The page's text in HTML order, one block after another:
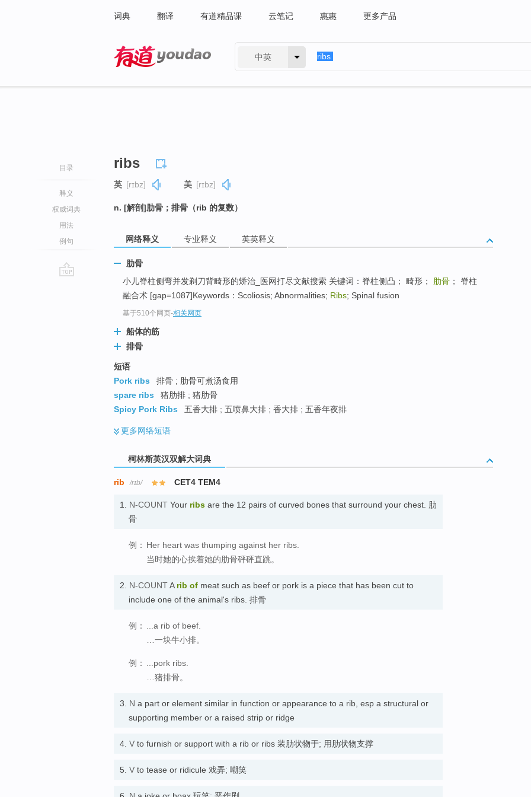
词典 翻译 有道精品课 云笔记 惠惠 更多产品
中英
目录
释义
权威词典
用法
例句
ribs
英 [rɪbz] 美 [rɪbz]
n. [解剖]肋骨；排骨（rib 的复数）
网络释义 专业释义 英英释义
肋骨
小儿脊柱侧弯并发剃刀背畸形的矫治_医网打尽文献搜索 关键词：脊柱侧凸； 畸形；
肋骨 ； 脊柱
融合术 [gap=1087]Keywords：Scoliosis; Abnormalities; Ribs; Spinal fusion
基于510个网页-相关网页
船体的筋
排骨
短语
Pork ribs
排骨 ; 肋骨可煮汤食用
spare ribs
猪肋排 ; 猪肋骨
Spicy Pork Ribs
五香大排 ; 五喷鼻大排 ; 香大排 ; 五香年夜排
更多网络短语
柯林斯英汉双解大词典
rib /rɪb/ CET4 TEM4
1. N-COUNT Your ribs are the 12 pairs of curved bones that surround your chest. 肋
骨
例： Her heart was thumping against her ribs.
当时她的心挨着她的肋骨砰砰直跳。
2. N-COUNTA rib of meat such as beef or pork is a piece that has been cut to
include one of the animal's ribs. 排骨
例： ...a rib of beef.
…一块牛小排。
例： ...pork ribs.
…猪排骨。
3. N a part or element similar in function or appearance to a rib, esp a structural or
supporting member or a raised strip or ridge
4. V to furnish or support with a rib or ribs 装肋状物于; 用肋状物支撑
5. V to tease or ridicule 戏弄; 嘲笑